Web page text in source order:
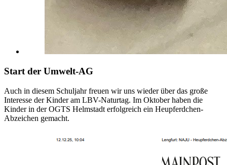
Start der Umwelt-AG
Auch in diesem Schuljahr freuen wir uns wieder über das große
Interesse der Kinder am LBV-Naturtag. Im Oktober haben die
Kinder in der OGTS Helmstadt erfolgreich ein Heupferdchen-
Abzeichen gemacht.